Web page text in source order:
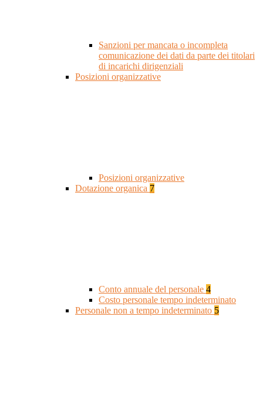
Sanzioni per mancata o incompleta
comunicazione dei dati da parte dei titolari
di incarichi dirigenziali
Posizioni organizzative
Posizioni organizzative
Dotazione organica 7
Conto annuale del personale 4
Costo personale tempo indeterminato
Personale non a tempo indeterminato 5